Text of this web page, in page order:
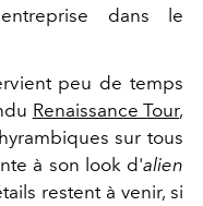
dans le
peu de temps
Renaissance Tour,
sur tous
à son look d'alien
restent à venir, si